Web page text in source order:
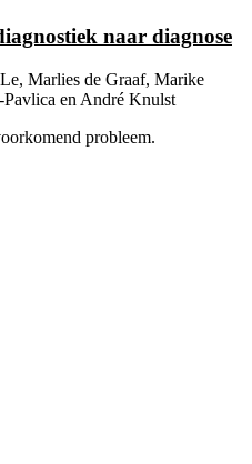
naar diagnose
Marlies de Graaf, Marike
Pavlica en André Knulst
probleem.